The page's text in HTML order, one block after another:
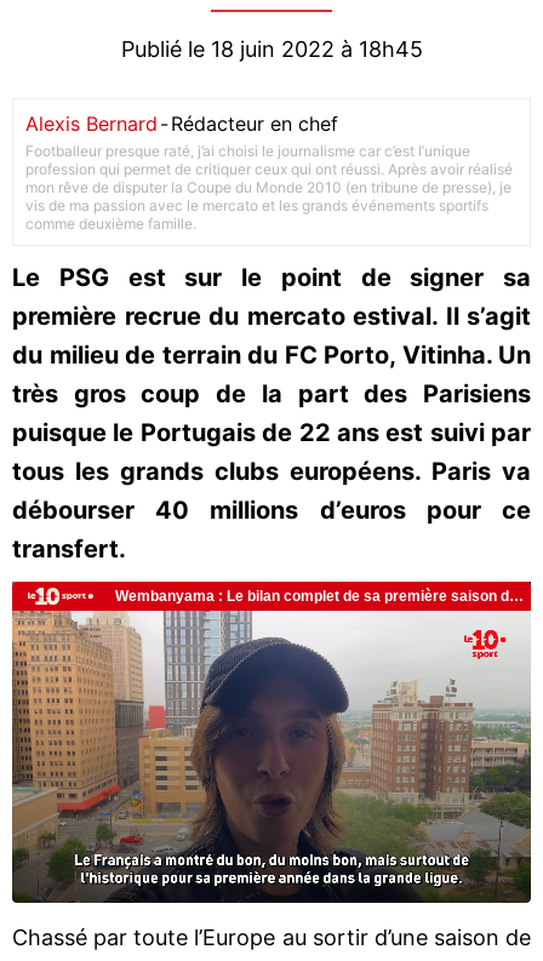
Publié le 18 juin 2022 à 18h45
Alexis Bernard -Rédacteur en chef
Footballeur presque raté, j’ai choisi le journalisme car c’est l’unique
profession qui permet de critiquer ceux qui ont réussi. Après avoir réalisé
mon rêve de disputer la Coupe du Monde 2010 (en tribune de presse), je
vis de ma passion avec le mercato et les grands événements sportifs
comme deuxième famille.
Le PSG est sur le point de signer sa
première recrue du mercato estival. Il s’agit
du milieu de terrain du FC Porto, Vitinha. Un
très gros coup de la part des Parisiens
puisque le Portugais de 22 ans est suivi par
tous les grands clubs européens. Paris va
débourser 40 millions d’euros pour ce
transfert.
Chassé par toute l’Europe au sortir d’une saison de